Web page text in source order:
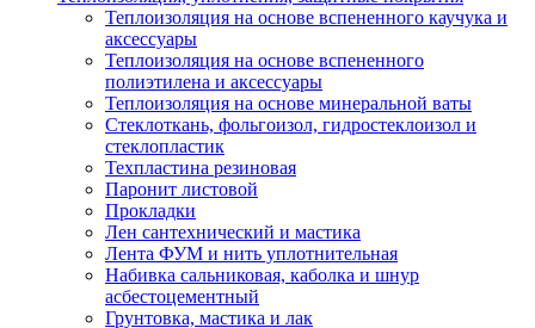
Теплоизоляция на основе вспененного каучука и
аксессуары
Теплоизоляция на основе вспененного
полиэтилена и аксессуары
Теплоизоляция на основе минеральной ваты
Стеклоткань, фольгоизол, гидростеклоизол и
стеклопластик
Техпластина резиновая
Паронит листовой
Прокладки
Лен сантехнический и мастика
Лента ФУМ и нить уплотнительная
Набивка сальниковая, каболка и шнур
асбестоцементный
Грунтовка, мастика и лак